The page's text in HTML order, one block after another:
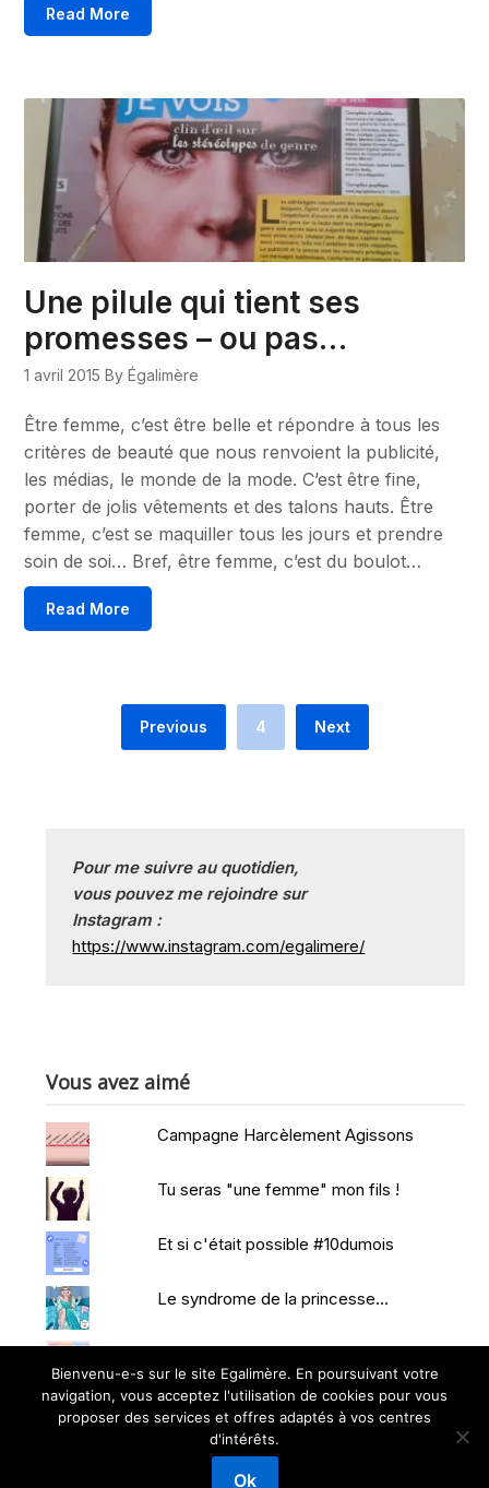
Read More
Une pilule qui tient ses
promesses – ou pas…
1 avril 2015 By Égalimère
Être femme, c’est être belle et répondre à tous les
critères de beauté que nous renvoient la publicité,
les médias, le monde de la mode. C’est être fine,
porter de jolis vêtements et des talons hauts. Être
femme, c’est se maquiller tous les jours et prendre
soin de soi… Bref, être femme, c’est du boulot…
Read More
Previous 4 Next
Pour me suivre au quotidien,
vous pouvez me rejoindre sur
Instagram :
https://www.instagram.com/egalimere/
Vous avez aimé
Campagne Harcèlement Agissons
Tu seras "une femme" mon fils !
Et si c'était possible #10dumois
Le syndrome de la princesse...
Je m'organise pour la reprise
| Powered by WordPress and
Bienvenu-e-s sur le site Egalimère. En poursuivant votre
navigation, vous acceptez l'utilisation de cookies pour vous
proposer des services et offres adaptés à vos centres
d'intérêts.
Ok